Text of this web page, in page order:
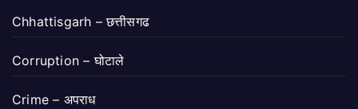
Chhattisgarh – छत्तीसगढ
Corruption – घोटाले
Crime – अपराध